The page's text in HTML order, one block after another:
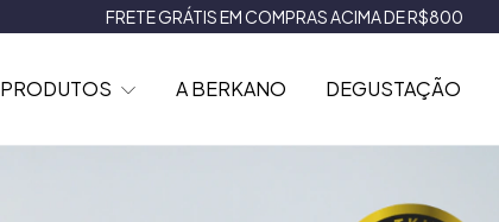
FRETE GRÁTIS EM COMPRAS ACIMA DE R$800
PRODUTOS A BERKANO DEGUSTAÇÃO